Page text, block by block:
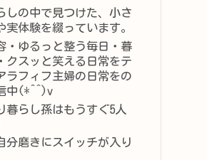
しの中で見つけた、小さ
実体験を綴っています。
・ゆるっと整う毎日・暮
クスッと笑える日常をテ
ラフィフ主婦の日常をの
中(*^^)v
暮らし孫はもうすぐ5人
分磨きにスイッチが入り